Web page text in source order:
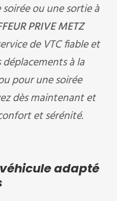
ou une sortie à
PRIVE METZ
de VTC fiable et
à la
pour une soirée
dès maintenant et
et sérénité.
adapté